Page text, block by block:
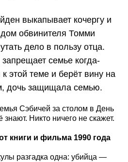
выкапывает кочергу и
обвинителя Томми
дело в пользу отца.
запрещает семье когда-
этой теме и берёт вину на
дочь защищала семью.
Сэбичей за столом в День
Никто ничего не скажет.
книги и фильма 1990 года
разгадка одна: убийца —